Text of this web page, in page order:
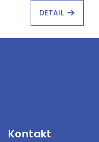
DETAIL
Kontakt